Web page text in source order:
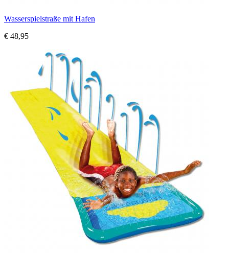
Wasserspielstraße mit Hafen
€ 48,95